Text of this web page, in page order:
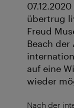
übertrug
Freud
Beach der
auf eine
wieder
Nach der